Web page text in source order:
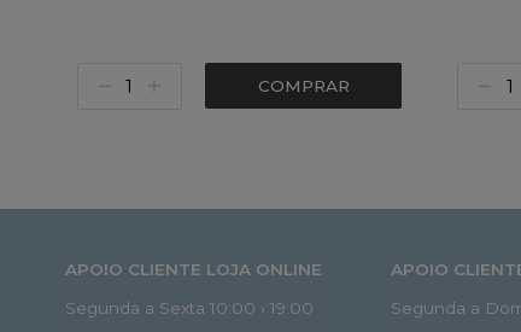
COMPRAR
APOIO CLIENTE LOJA ONLINE
Segunda a Sexta 10:00 › 19:00
APOIO
Segunda a